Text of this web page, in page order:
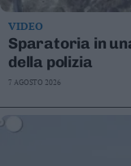
VIDEO
Sparatoria in
della polizia
7 AGOSTO 2026